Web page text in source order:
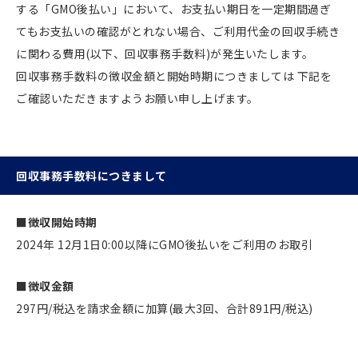
する「GMO後払い」において、お支払い期日を一定期間過ぎ
てもお支払いの確認がとれない場合、ご利用代金の回収手続き
に関わる費用(以下、回収事務手数料)が発生いたします。
回収事務手数料の徴収金額と開始時期につきましては 下記を
ご確認いただきますようお願い申し上げます。
回収事務手数料につきまして
■徴収開始時期
2024年 12月1日0:00以降にGMO後払いをご利用のお取引
■徴収金額
297円/税込を請求金額に加算(最大3回、合計891円/税込)